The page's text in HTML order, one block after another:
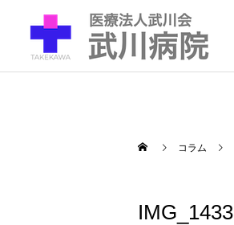
コラム
IMG_1433